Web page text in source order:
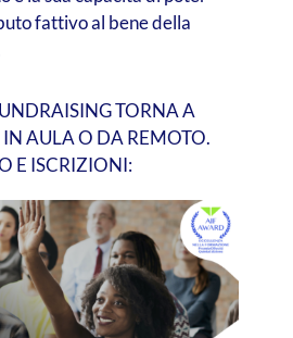
fattivo al bene della
TORNA A
IN AULA O DA REMOTO.
E ISCRIZIONI: